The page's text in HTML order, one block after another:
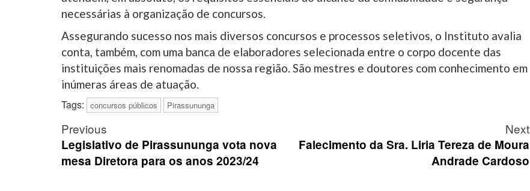
necessárias à organização de concursos.
Assegurando sucesso nos mais diversos concursos e processos seletivos, o Instituto avalia
conta, também, com uma banca de elaboradores selecionada entre o corpo docente das
instituições mais renomadas de nossa região. São mestres e doutores com conhecimento em
inúmeras áreas de atuação.
Tags: concursos públicos Pirassununga
Post
navigation
Previous
Legislativo de Pirassununga vota nova
mesa Diretora para os anos 2023/24
Next
Falecimento da Sra. Liria Tereza de Moura
Andrade Cardoso